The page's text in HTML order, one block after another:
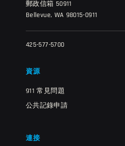
郵政信箱 50911
Bellevue, WA 98015-0911
425-577-5700
資源
911 常見問題
公共記錄申請
連接